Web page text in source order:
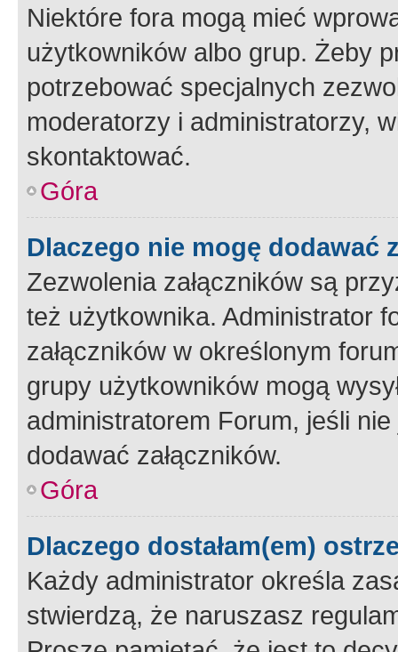
Niektóre fora mogą mieć
użytkowników albo grup. Żeby
potrzebować specjalnych
moderatorzy i administratorzy,
skontaktować.
Góra
Dlaczego nie mogę dodawać
Zezwolenia załączników są
też użytkownika. Administrator
załączników w określonym
grupy użytkowników mogą
administratorem Forum, jeśli
dodawać załączników.
Góra
Dlaczego dostałam(em)
Każdy administrator określa
stwierdzą, że naruszasz